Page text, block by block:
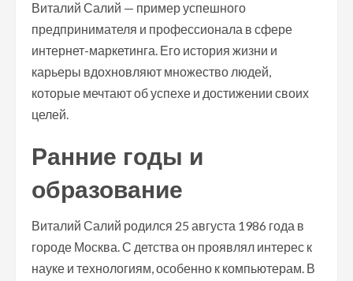
Виталий Салий — пример успешного
предпринимателя и профессионала в сфере
интернет-маркетинга. Его история жизни и
карьеры вдохновляют множество людей,
которые мечтают об успехе и достижении своих
целей.
Ранние годы и
образование
Виталий Салий родился 25 августа 1986 года в
городе Москва. С детства он проявлял интерес к
науке и технологиям, особенно к компьютерам. В